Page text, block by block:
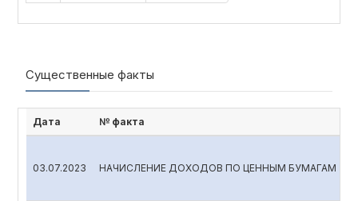
Существенные факты
Дата № факта
03.07.2023 НАЧИСЛЕНИЕ ДОХОДОВ ПО ЦЕННЫМ БУМАГАМ